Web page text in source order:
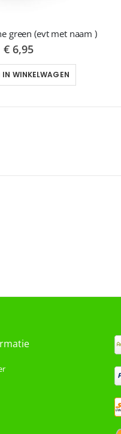
green (evt met naam )
€ 6,95
IN WINKELWAGEN